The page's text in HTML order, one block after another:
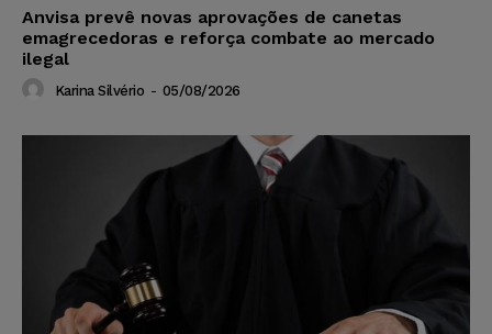
Anvisa prevê novas aprovações de canetas
emagrecedoras e reforça combate ao mercado
ilegal
Karina Silvério - 05/08/2026